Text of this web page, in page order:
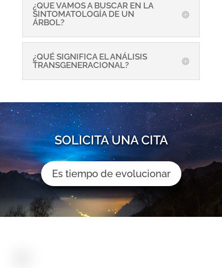
¿QUE VAMOS A BUSCAR EN LA
SINTOMATOLOGÍA DE UN
ÁRBOL?
¿QUÉ SIGNIFICA EL ANÁLISIS
TRANSGENERACIONAL?
SOLICITA UNA CITA
Es tiempo de evolucionar